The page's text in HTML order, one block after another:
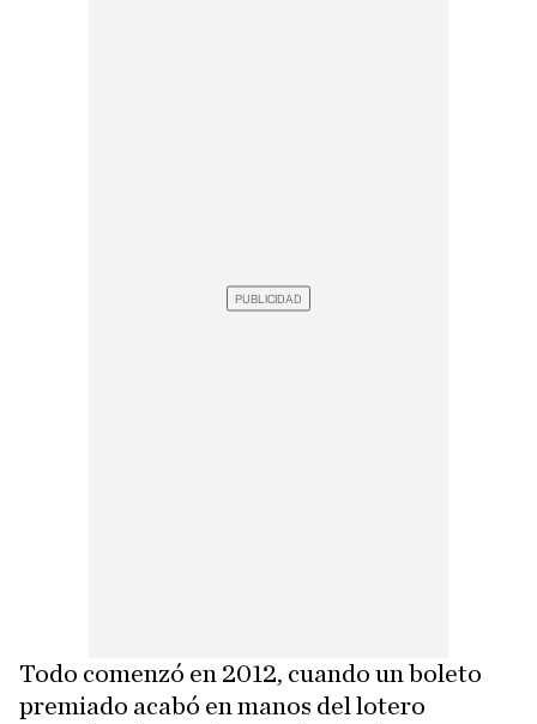
Todo comenzó en 2012, cuando un boleto
premiado acabó en manos del lotero